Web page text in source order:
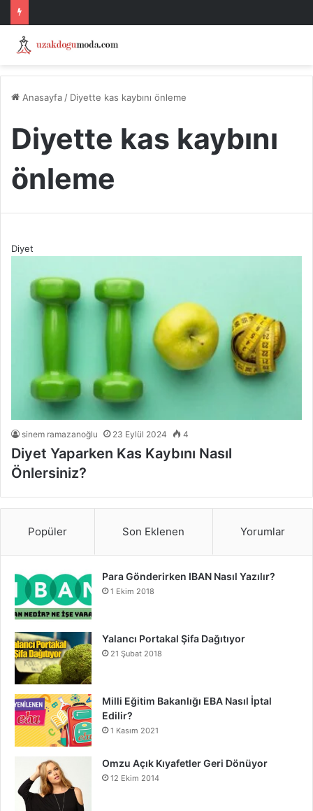
Anasayfa / Diyette kas kaybını önleme
Diyette kas kaybını
önleme
Diyet
sinem ramazanoğlu 23 Eylül 2024 4
Diyet Yaparken Kas Kaybını Nasıl
Önlersiniz?
Popüler Son Eklenen Yorumlar
Para Gönderirken IBAN Nasıl Yazılır?
1 Ekim 2018
Yalancı Portakal Şifa Dağıtıyor
21 Şubat 2018
Milli Eğitim Bakanlığı EBA Nasıl İptal
Edilir?
1 Kasım 2021
Omzu Açık Kıyafetler Geri Dönüyor
12 Ekim 2014